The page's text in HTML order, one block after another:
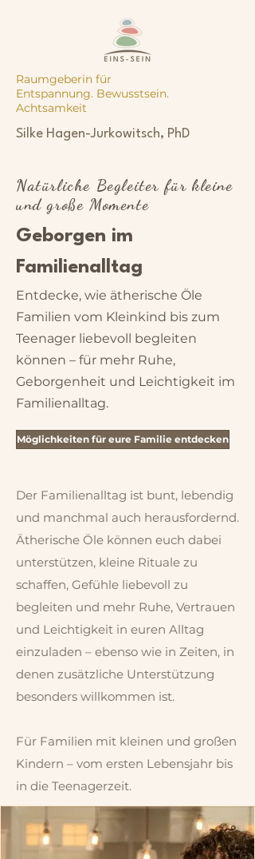
Raumgeberin für
Entspannung. Bewusstsein.
Achtsamkeit
Silke Hagen-Jurkowitsch, PhD
Natürliche Begleiter für kleine
und große Momente
Geborgen im
Familienalltag
Entdecke, wie ätherische Öle
Familien vom Kleinkind bis zum
Teenager liebevoll begleiten
können – für mehr Ruhe,
Geborgenheit und Leichtigkeit im
Familienalltag.
Möglichkeiten für eure Familie entdecken
Der Familienalltag ist bunt, lebendig
und manchmal auch herausfordernd.
Ätherische Öle können euch dabei
unterstützen, kleine Rituale zu
schaffen, Gefühle liebevoll zu
begleiten und mehr Ruhe, Vertrauen
und Leichtigkeit in euren Alltag
einzuladen – ebenso wie in Zeiten, in
denen zusätzliche Unterstützung
besonders willkommen ist.
Für Familien mit kleinen und großen
Kindern – vom ersten Lebensjahr bis
in die Teenagerzeit.